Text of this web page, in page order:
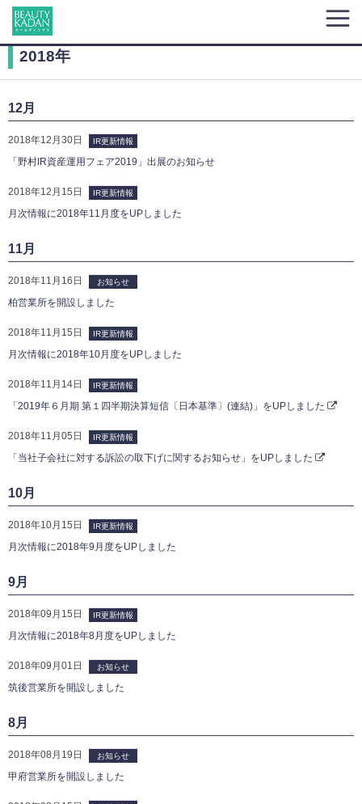
2018年
12月
2018年12月30日 IR更新情報
「野村IR資産運用フェア2019」出展のお知らせ
2018年12月15日 IR更新情報
月次情報に2018年11月度をUPしました
11月
2018年11月16日 お知らせ
柏営業所を開設しました
2018年11月15日 IR更新情報
月次情報に2018年10月度をUPしました
2018年11月14日 IR更新情報
「2019年６月期 第１四半期決算短信〔日本基準〕(連結)」をUPしました
2018年11月05日 IR更新情報
「当社子会社に対する訴訟の取下げに関するお知らせ」をUPしました
10月
2018年10月15日 IR更新情報
月次情報に2018年9月度をUPしました
9月
2018年09月15日 IR更新情報
月次情報に2018年8月度をUPしました
2018年09月01日 お知らせ
筑後営業所を開設しました
8月
2018年08月19日 お知らせ
甲府営業所を開設しました